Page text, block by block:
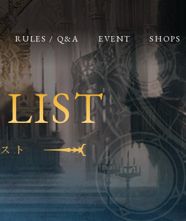
RULES / Q&A EVENT SHOPS
ト